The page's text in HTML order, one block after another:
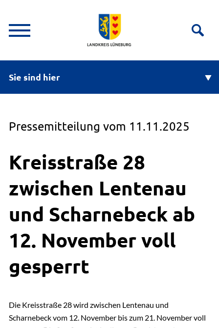
Sie sind hier
Pressemitteilung vom 11.11.2025
Kreisstraße 28
zwischen Lentenau
und Scharnebeck ab
12. November voll
gesperrt
Die Kreisstraße 28 wird zwischen Lentenau und
Scharnebeck vom 12. November bis zum 21. November voll